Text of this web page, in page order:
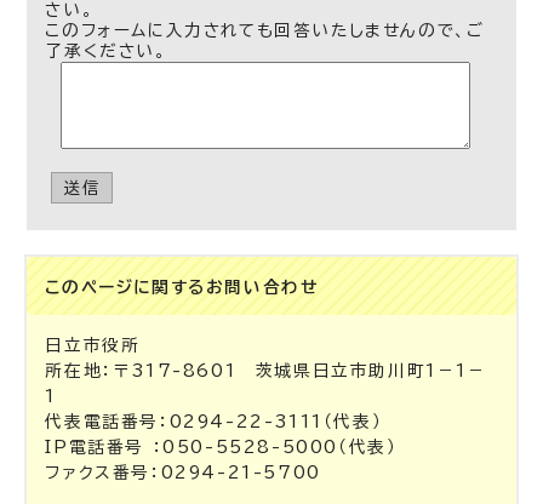
さい。
このフォームに入力されても回答いたしませんので、ご
了承ください。
送信
このページに関する お問い合わせ
日立市役所
所在地：〒317-8601 茨城県日立市助川町1－1－
1
代表電話番号：0294-22-3111（代表）
IP電話番号 ：050-5528-5000（代表）
ファクス番号：0294-21-5700